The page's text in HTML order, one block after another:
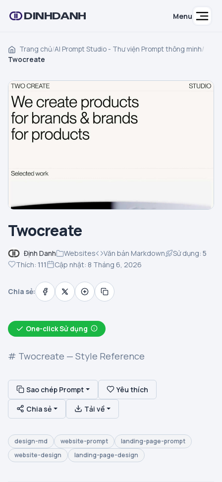
DINHDANH Menu
Trang chủ/AI Prompt Studio - Thư viện Prompt thông minh/
Twocreate
Twocreate
Định Danh Websites Văn bản Markdown Sử dụng: 5
Thích: 111 Cập nhật: 8 Tháng 6, 2026
Chia sẻ:
One-click Sử dụng
# Twocreate — Style Reference
Sao chép Prompt Yêu thích
Chia sẻ Tải về
design-md website-prompt
landing-page-prompt
website-design
landing-page-design